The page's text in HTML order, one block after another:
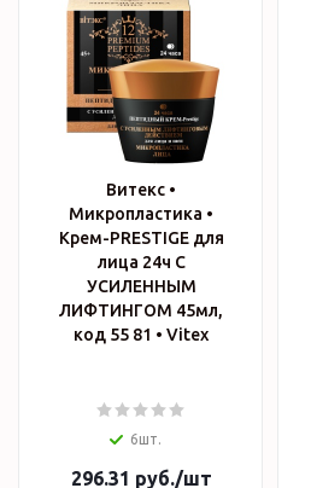
Витекс •
Микропластика •
Крем-PRESTIGE для
лица 24ч С
УСИЛЕННЫМ
ЛИФТИНГОМ 45мл,
код 55 81 • Vitex
6шт.
296.31 руб./шт